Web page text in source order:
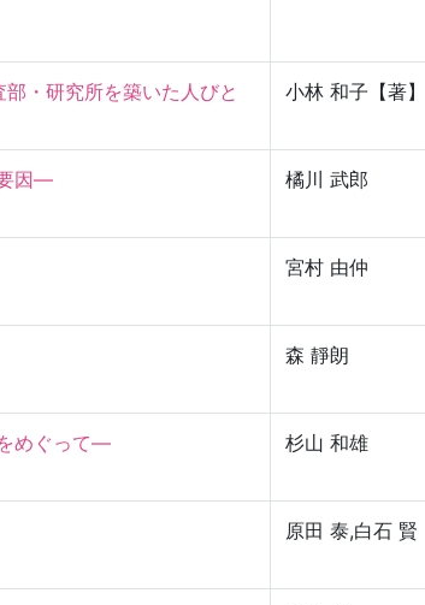
・研究所を築いた人びと
小林 和子【著】
因—
橘川 武郎
宮村 由仲
森 靜朗
めぐって—
杉山 和雄
原田 泰,白石 賢